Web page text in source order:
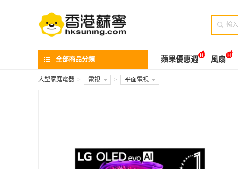

全部商品分類 蘋果優惠週 風扇
大型家庭電器 > 電視 > 平面電視